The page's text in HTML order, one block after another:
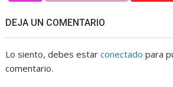
DEJA UN COMENTARIO
Lo siento, debes estarconectado para
comentario.